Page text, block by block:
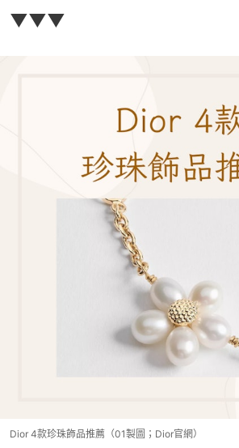
▼▼▼
Dior 4款珍珠飾品推薦（01製圖；Dior官網）